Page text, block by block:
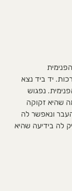
יד ביד נצא
נפגוש
שהיא זקוקה
ונאפשר לה
לה בידיעה שהיא